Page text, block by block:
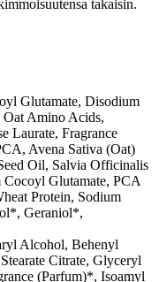
takaisin.
Glutamate, Disodium
Amino Acids,
Laurate, Fragrance
Avena Sativa (Oat)
Oil, Salvia Officinalis
Glutamate, PCA
Protein, Sodium
Geraniol*,
Alcohol, Behenyl
Citrate, Glyceryl
(Parfum)*, Isoamyl